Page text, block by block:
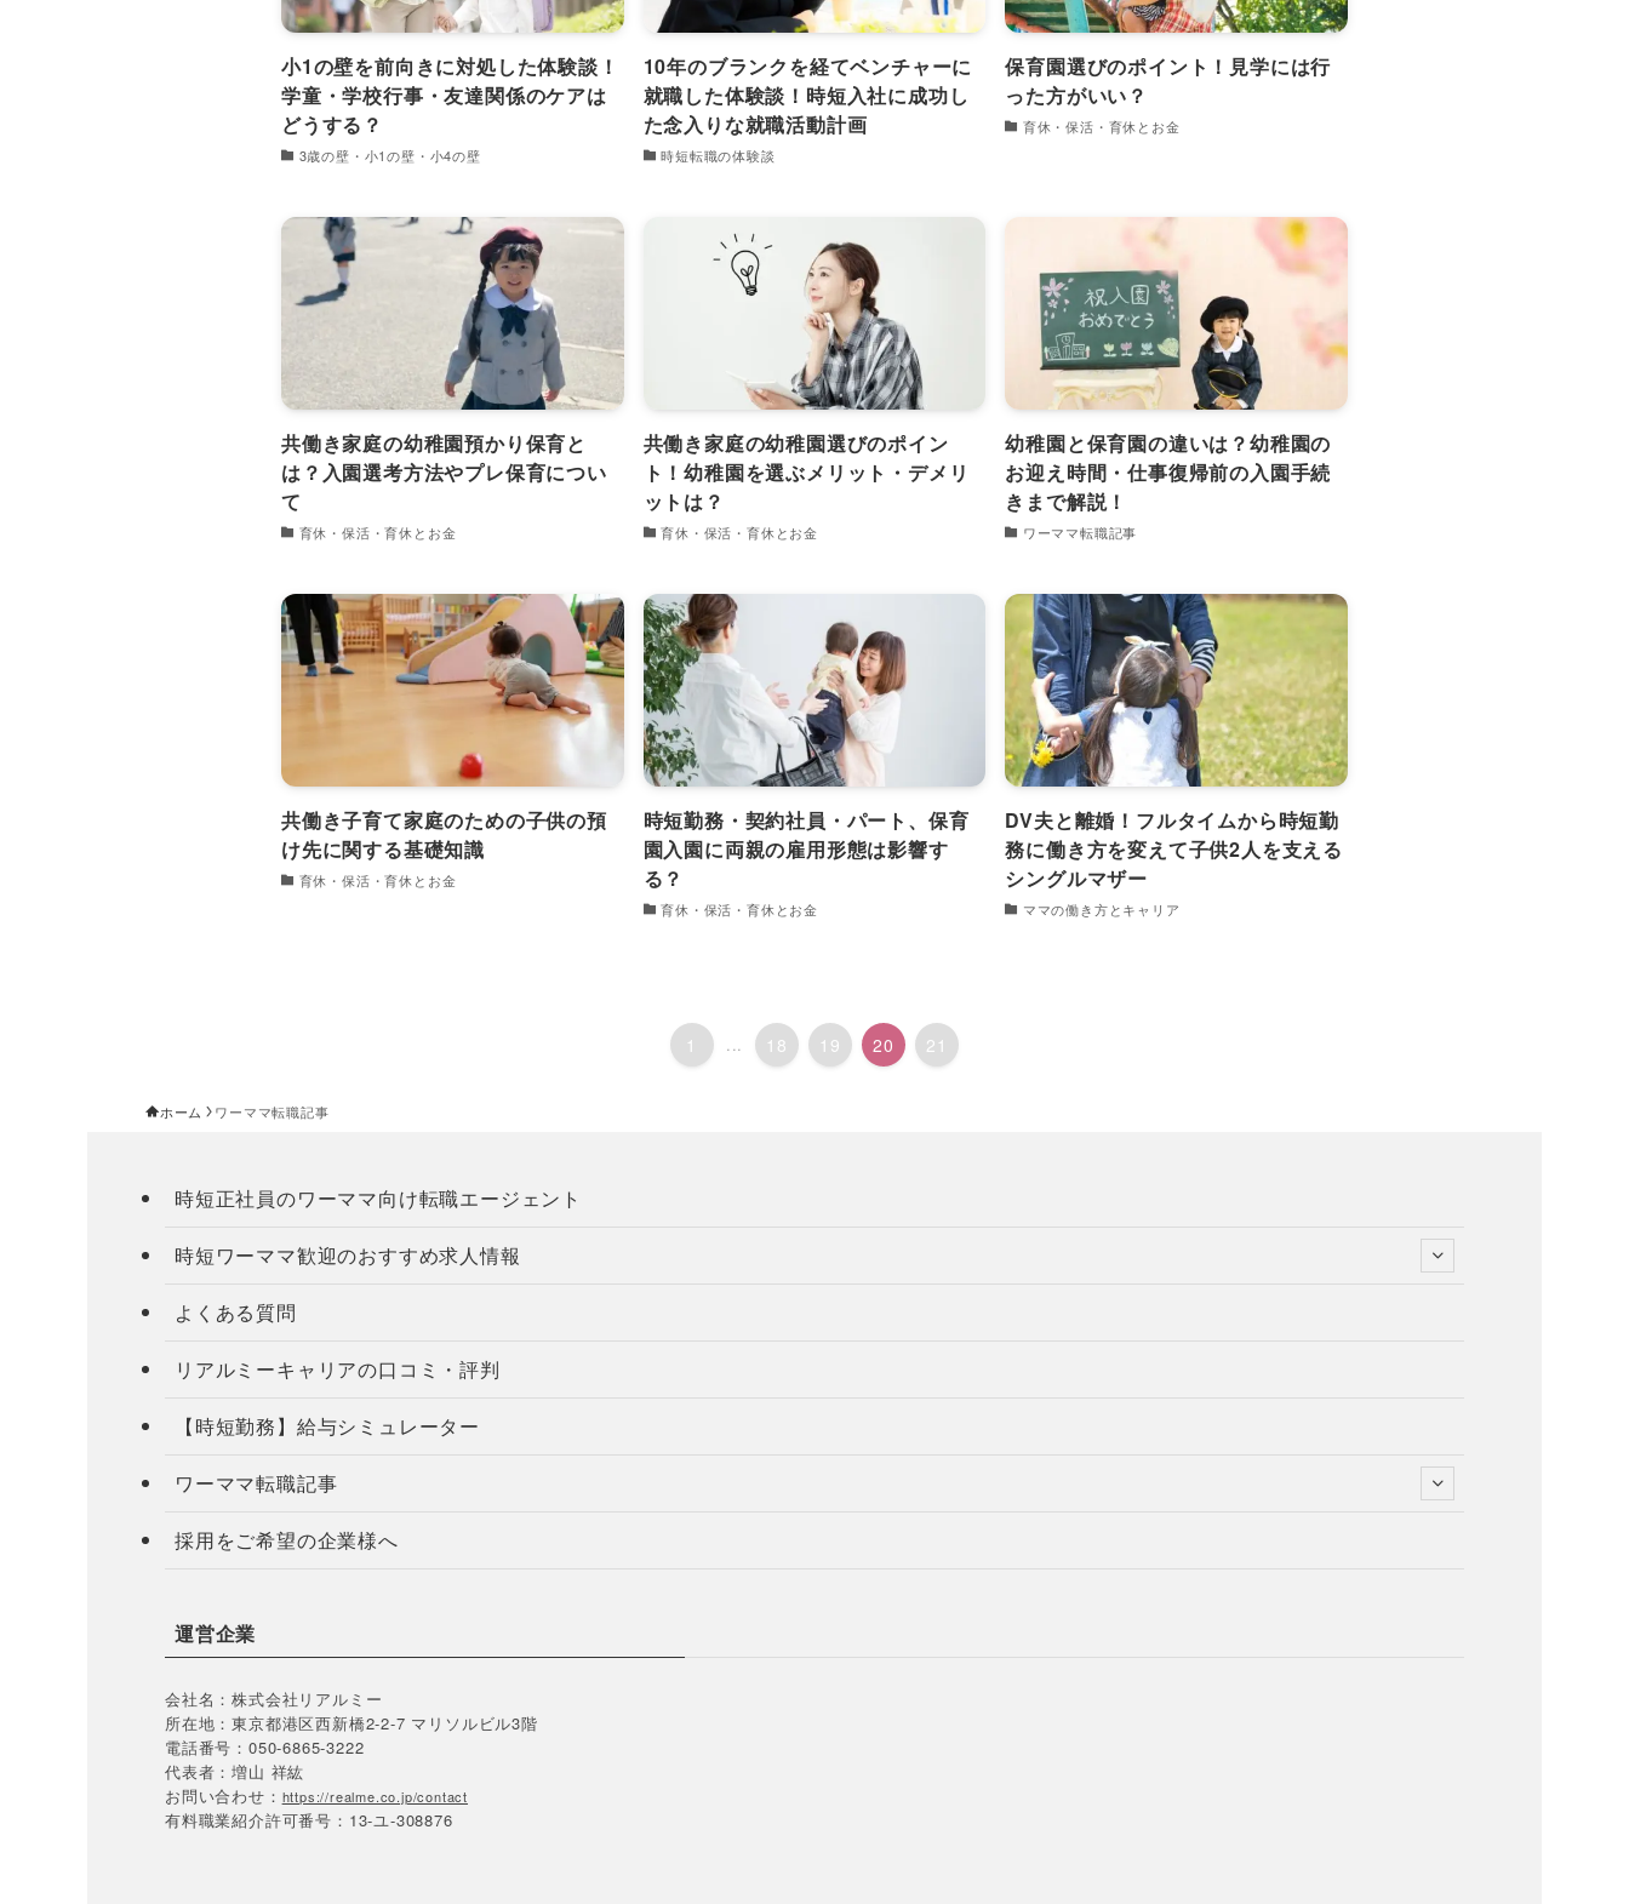
小1の壁を前向きに対処した体験談！
学童・学校行事・友達関係のケアは
どうする？
3歳の壁・小1の壁・小4の壁
10年のブランクを経てベンチャーに
就職した体験談！時短入社に成功し
た念入りな就職活動計画
時短転職の体験談
保育園選びのポイント！見学には行
った方がいい？
育休・保活・育休とお金
共働き家庭の幼稚園預かり保育と
は？入園選考方法やプレ保育につい
て
育休・保活・育休とお金
共働き家庭の幼稚園選びのポイン
ト！幼稚園を選ぶメリット・デメリ
ットは？
育休・保活・育休とお金
幼稚園と保育園の違いは？幼稚園の
お迎え時間・仕事復帰前の入園手続
きまで解説！
ワーママ転職記事
共働き子育て家庭のための子供の預
け先に関する基礎知識
育休・保活・育休とお金
時短勤務・契約社員・パート、保育
園入園に両親の雇用形態は影響す
る？
育休・保活・育休とお金
DV夫と離婚！フルタイムから時短勤
務に働き方を変えて子供2人を支える
シングルマザー
ママの働き方とキャリア
1 ... 18 19 20 21
ホーム ワーママ転職記事
時短正社員のワーママ向け転職エージェント
時短ワーママ歓迎のおすすめ求人情報
よくある質問
リアルミーキャリアの口コミ・評判
【時短勤務】給与シミュレーター
ワーママ転職記事
採用をご希望の企業様へ
運営企業
会社名：株式会社リアルミー
所在地：東京都港区西新橋2-2-7 マリソルビル3階
電話番号：050-6865-3222
代表者：増山 祥紘
お問い合わせ： https://realme.co.jp/contact
有料職業紹介許可番号：13-ユ-308876